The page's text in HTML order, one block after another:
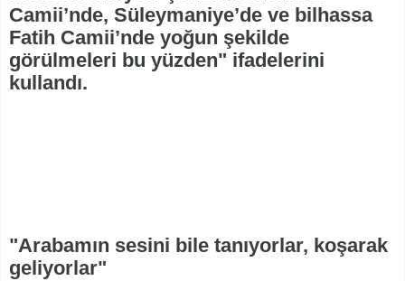
Camii’nde, Süleymaniye’de ve bilhassa
Fatih Camii’nde yoğun şekilde
görülmeleri bu yüzden" ifadelerini
kullandı.
"Arabamın sesini bile tanıyorlar, koşarak
geliyorlar"